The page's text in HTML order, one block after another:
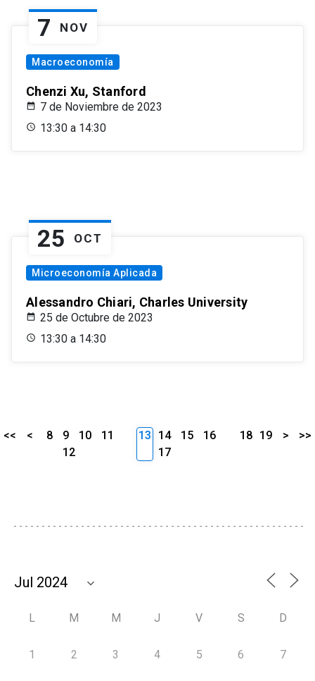
7 NOV
Macroeconomía
Chenzi Xu, Stanford
7 de Noviembre de 2023
13:30 a 14:30
25 OCT
Microeconomía Aplicada
Alessandro Chiari, Charles University
25 de Octubre de 2023
13:30 a 14:30
<< < 8 9 10
11
12
13 14 15
16
17
18 19 > >>
L M M J V S D
1 2 3 4 5 6 7